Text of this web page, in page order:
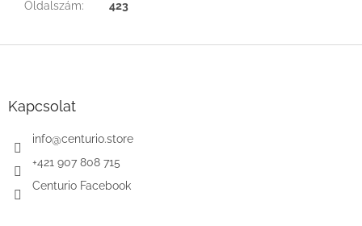
Oldalszám: 423
Kapcsolat
info@centurio.store
+421 907 808 715
Centurio Facebook